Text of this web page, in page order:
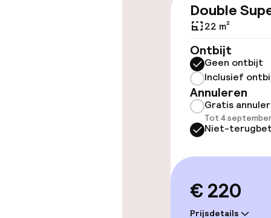
Overal
Lift
Kamers
Voor
Double
22 m²
Ontbijt
Geen ontbijt
Inclusief
Annuleren
Gratis
Tot 4
Niet-
€ 220
Prijsdetails